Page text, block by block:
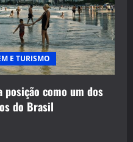
E TURISMO
como um dos
do Brasil